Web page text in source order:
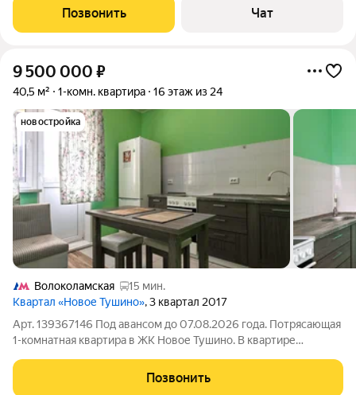
полукруглое окно. ЖК бизнес-класса Апартаментный
комплекс Level Стрешнево: огороженная
Позвонить Чат
9 500 000 ₽
40,5 м² 1-комн. квартира 16 этаж из 24
новостройка
Волоколамская
15 мин.
Квартал «Новое Тушино», 3 квартал 2017
Арт. 139367146 Под авансом до 07.08.2026 года. Потрясающая
1-комнатная квартира в ЖК Новое Тушино. В квартире
техникой, холодильником. Функциональная планировка:
просторная комната 19,3 м,
Позвонить